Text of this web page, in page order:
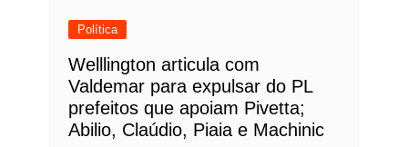
Política
Welllington articula com
Valdemar para expulsar do PL
prefeitos que apoiam Pivetta;
Abilio, Claúdio, Piaia e Machinic